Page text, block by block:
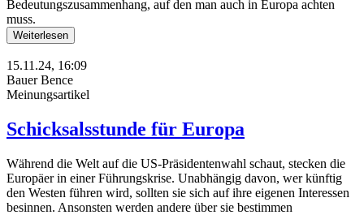
Bedeutungszusammenhang, auf den man auch in Europa achten
muss.
Weiterlesen
15.11.24, 16:09
Bauer Bence
Meinungsartikel
Schicksalsstunde für Europa
Während die Welt auf die US-Präsidentenwahl schaut, stecken die
Europäer in einer Führungskrise. Unabhängig davon, wer künftig
den Westen führen wird, sollten sie sich auf ihre eigenen Interessen
besinnen. Ansonsten werden andere über sie bestimmen